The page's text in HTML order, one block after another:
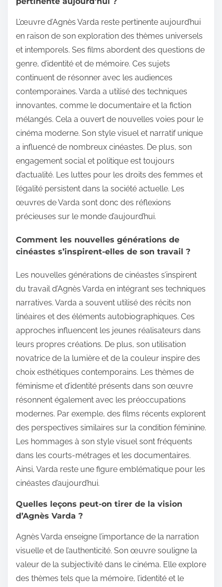
L’œuvre d’Agnès Varda reste pertinente aujourd’hui
en raison de son exploration des thèmes universels
et intemporels. Ses films abordent des questions de
genre, d’identité et de mémoire. Ces sujets
continuent de résonner avec les audiences
contemporaines. Varda a utilisé des techniques
innovantes, comme le documentaire et la fiction
mélangés. Cela a ouvert de nouvelles voies pour le
cinéma moderne. Son style visuel et narratif unique
a influencé de nombreux cinéastes. De plus, son
engagement social et politique est toujours
d’actualité. Les luttes pour les droits des femmes et
l’égalité persistent dans la société actuelle. Les
œuvres de Varda sont donc des réflexions
précieuses sur le monde d’aujourd’hui.
Comment les nouvelles générations de
cinéastes s’inspirent-elles de son travail ?
Les nouvelles générations de cinéastes s’inspirent
du travail d’Agnès Varda en intégrant ses techniques
narratives. Varda a souvent utilisé des récits non
linéaires et des éléments autobiographiques. Ces
approches influencent les jeunes réalisateurs dans
leurs propres créations. De plus, son utilisation
novatrice de la lumière et de la couleur inspire des
choix esthétiques contemporains. Les thèmes de
féminisme et d’identité présents dans son œuvre
résonnent également avec les préoccupations
modernes. Par exemple, des films récents explorent
des perspectives similaires sur la condition féminine.
Les hommages à son style visuel sont fréquents
dans les courts-métrages et les documentaires.
Ainsi, Varda reste une figure emblématique pour les
cinéastes d’aujourd’hui.
Quelles leçons peut-on tirer de la vision
d’Agnès Varda ?
Agnès Varda enseigne l’importance de la narration
visuelle et de l’authenticité. Son œuvre souligne la
valeur de la subjectivité dans le cinéma. Elle explore
des thèmes tels que la mémoire, l’identité et le